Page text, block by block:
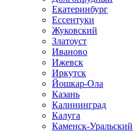
Екатеринбург
Ессентуки
Жуковский
Златоуст
Иваново
Ижевск
Иркутск
Йошкар-Ола
Казань
Калининград
Калуга
Каменск-Уральский